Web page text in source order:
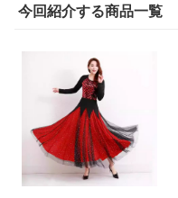
今回紹介する商品一覧